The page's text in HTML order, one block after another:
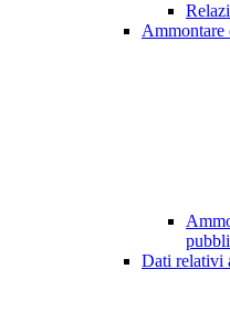
Ammontare
Dati relativi